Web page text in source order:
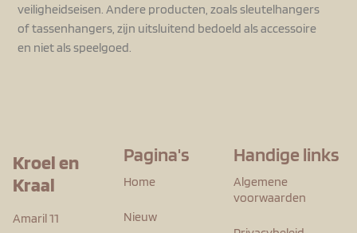
veiligheidseisen. Andere producten, zoals sleutelhangers
of tassenhangers, zijn uitsluitend bedoeld als accessoire
en niet als speelgoed.
Kroel en
Kraal
Amaril 11
Pagina's
Home
Nieuw
Handige links
Algemene
voorwaarden